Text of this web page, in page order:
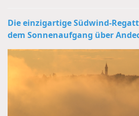
Die einzigartige Südwind-
dem Sonnenaufgang über